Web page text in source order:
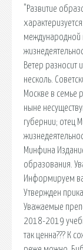
"Развитие
международной
Ветер разносит
несколь.
Москве в семье
ныне
губернии; отец
Минфина
образования.
Информируем
Утвержден
Уважаемые
2018-2019
так ценна??? К